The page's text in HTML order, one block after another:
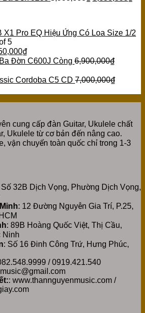
X1 Pro EQ Hiệu Ứng Có Loa Size 1/2
5
₫
Đờn C600J Còng 6,900,000₫
Cordoba C5 CD 7,000,000₫
cung cấp đàn Guitar, Ukulele chất
Ukulele từ cơ bản đến nâng cao.
vận chuyển toàn quốc chỉ trong 1-3
Số 32B Dịch Vọng, Phường Dịch Vọng,
: 12 Đường Nguyễn Gia Trí, P.25,
: 89B Hoàng Quốc Việt, Thị Cầu,
Ninh
: Số 16 Đinh Công Trứ, Hưng Phúc,
/ 0919.421.540
: www.thannguyenmusic.com /